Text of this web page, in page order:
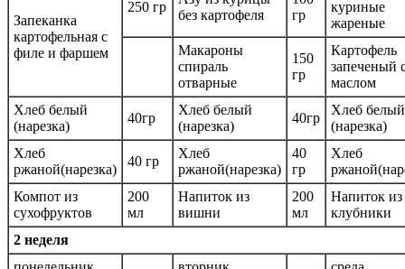
Запеканка
картофельная с
филе и фаршем
250 гр
без картофеля
гр
куриные
жареные
Макароны
спираль
отварные
150
гр
Картофель
запеченый
маслом
Хлеб белый
(нарезка)
40гр
Хлеб белый
(нарезка)
40гр
Хлеб белый
(нарезка)
Хлеб
ржаной(нарезка)
40 гр
Хлеб
ржаной(нарезка)
40
гр
Хлеб
Компот из
сухофруктов
200
мл
Напиток из
вишни
200
мл
Напиток из
клубники
2 неделя